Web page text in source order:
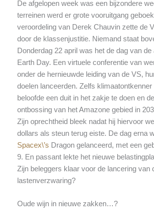
De afgelopen week was een bijzondere
terreinen werd er grote vooruitgang
veroordeling van Derek Chauvin zette de
door de klassenjustitie. Niemand staat
Donderdag 22 april was het de dag van de
Earth Day. Een virtuele conferentie van
onder de hernieuwde leiding van de VS,
doelen lanceerden. Zelfs klimaatontkenner
beloofde een duit in het zakje te doen en
ontbossing van het Amazone gebied in
Zijn oprechtheid bleek nadat hij hiervoor
dollars als steun terug eiste. De dag erna
Spacex\’s Dragon gelanceerd, met een
9. En passant lekte het nieuwe
Zijn beleggers klaar voor de lancering van
lastenverzwaring?
Oude wijn in nieuwe zakken…?